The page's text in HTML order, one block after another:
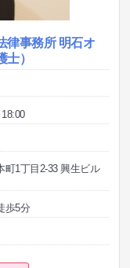
律事務所 明石オ
）
町1丁目2-33 興生ビル
歩5分